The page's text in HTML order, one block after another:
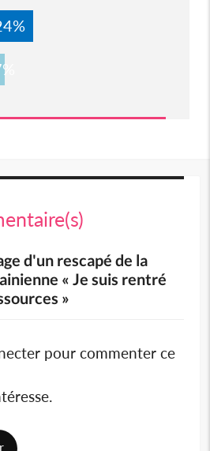
d'un rescapé de la
« Je suis rentré
»
pour commenter ce